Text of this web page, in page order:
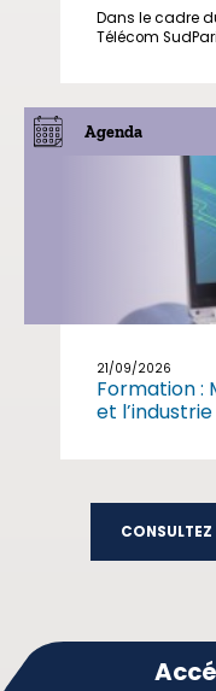
Dans le cadre
Télécom
Agenda
21/09/2026
Formation :
et l’industrie